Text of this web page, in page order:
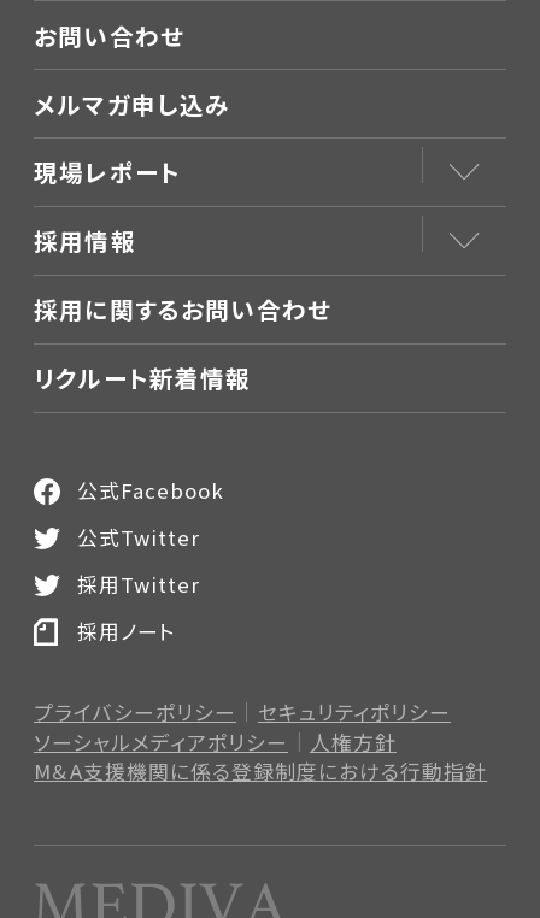
お問い合わせ
メルマガ申し込み
現場レポート
採用情報
採用に関するお問い合わせ
リクルート新着情報
プライバシーポリシー
セキュリティポリシー
ソーシャルメディアポリシー
人権方針
M＆A支援機関に係る登録制度における行動指針
公式Facebook
公式Twitter
採用Twitter
採用ノート